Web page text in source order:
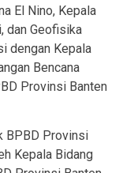
El Nino, Kepala
dan Geofisika
dengan Kepala
Bencana
Provinsi Banten
BPBD Provinsi
Kepala Bidang